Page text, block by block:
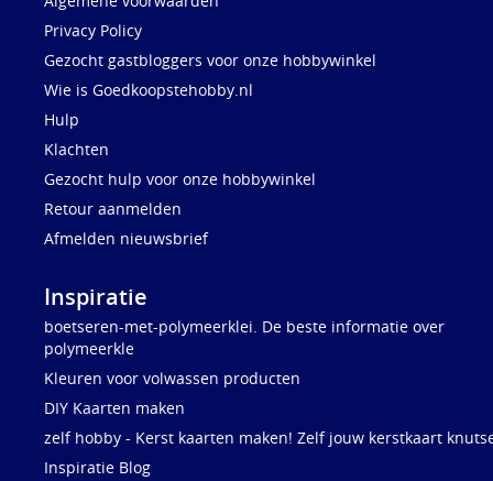
Privacy Policy
Gezocht gastbloggers voor onze hobbywinkel
Wie is Goedkoopstehobby.nl
Hulp
Klachten
Gezocht hulp voor onze hobbywinkel
Retour aanmelden
Afmelden nieuwsbrief
Inspiratie
boetseren-met-polymeerklei. De beste informatie over
polymeerkle
Kleuren voor volwassen producten
DIY Kaarten maken
zelf hobby - Kerst kaarten maken! Zelf jouw kerstkaart
Inspiratie Blog